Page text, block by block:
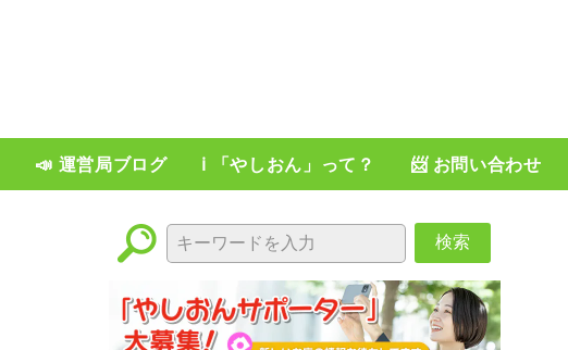
📣 運営局ブログ ℹ️ 「やしおん」って？ 📨 お問い合わせ
検索